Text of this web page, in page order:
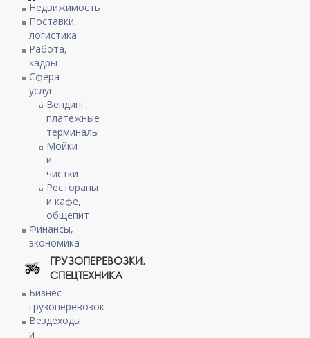
Недвижимость
Поставки,
логистика
Работа,
кадры
Сфера
услуг
Вендинг,
платежные
терминалы
Мойки
и
чистки
Рестораны
и кафе,
общепит
Финансы,
экономика
ГРУЗОПЕРЕВОЗКИ,
СПЕЦТЕХНИКА
Бизнес
грузоперевозок
Вездеходы
и